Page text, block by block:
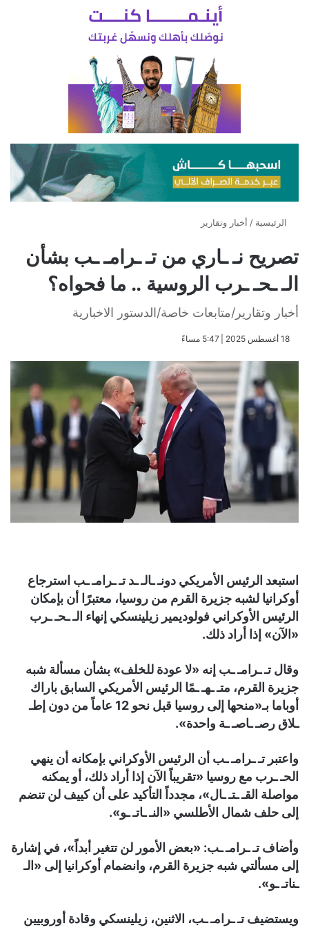
الرئيسية / أخبار وتقارير
تصريح نـ ـاري من تـ ـرامـ ـب بشأن
الـ ـحـ ـرب الروسية .. ما فحواه؟
أخبار وتقارير/متابعات خاصة/الدستور الاخبارية
​18 أغسطس 2025 | 5:47 مساءً
استبعد الرئيس الأمريكي دونـ ـالـ ـد تـ ـرامـ ـب استرجاع
أوكرانيا لشبه جزيرة القرم من روسيا، معتبرًا أن بإمكان
الرئيس الأوكراني فولوديمير زيلينسكي إنهاء الـ ـحـ ـرب
«الآن» إذا أراد ذلك.
وقال تـ ـرامـ ـب إنه «لا عودة للخلف» بشأن مسألة شبه
جزيرة القرم، متـ ـهـ ـمًا الرئيس الأمريكي السابق باراك
أوباما بـ«منحها إلى روسيا قبل نحو 12 عاماً من دون إطـ
ـلاق رصـ ـاصـ ـة واحدة».
واعتبر تـ ـرامـ ـب أن الرئيس الأوكراني بإمكانه أن ينهي
الحـ ـرب مع روسيا «تقريباً الآن إذا أراد ذلك، أو يمكنه
مواصلة القـ ـتـ ـال»، مجدداً التأكيد على أن كييف لن تنضم
إلى حلف شمال الأطلسي «النـ ـاتـ ـو».
وأضاف تـ ـرامـ ـب: «بعض الأمور لن تتغير أبداً»، في إشارة
إلى مسألتي شبه جزيرة القرم، وانضمام أوكرانيا إلى «الـ
ـناتـ ـو».
ويستضيف تـ ـرامـ ـب، الاثنين، زيلينسكي وقادة أوروبيين